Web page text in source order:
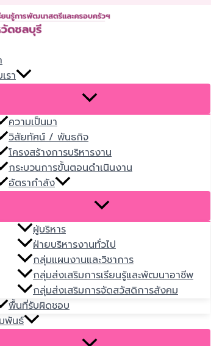
Skip
to
รา
ความเป็นมา
วิสัยทัศน์ / พันธกิจ
โครงสร้างการบริหารงาน
กระบวนการขั้นตอนดำเนินงาน
อัตรากำลัง
ผู้บริหาร
ฝ่ายบริหารงานทั่วไป
กลุ่มแผนงานและวิชาการ
กลุ่มส่งเสริมการเรียนรู้และพัฒนาอาชีพ
กลุ่มส่งเสริมการจัดสวัสดิการสังคม
พื้นที่รับผิดชอบ
พันธ์